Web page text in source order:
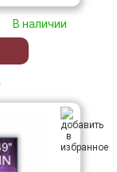
В наличии